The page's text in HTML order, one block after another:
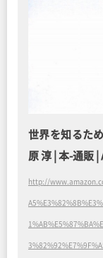
世界を知るた
原 淳 | 本-通販
http://